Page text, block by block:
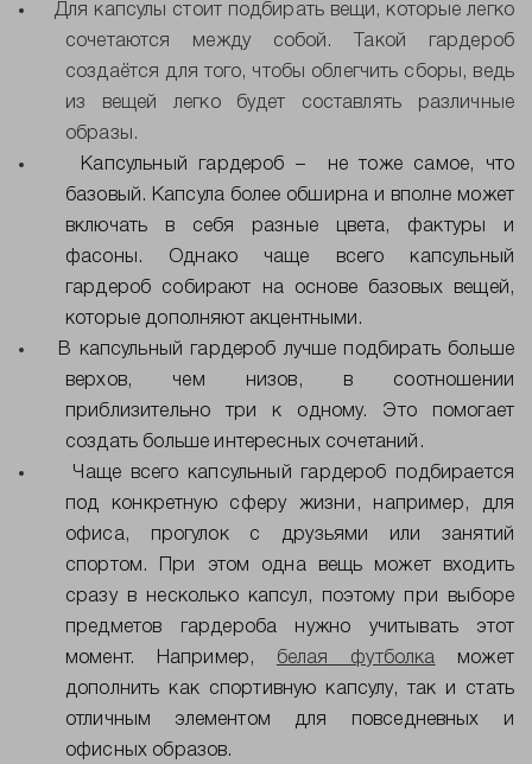
Для капсулы стоит подбирать вещи, которые легко
сочетаются между собой. Такой гардероб
создаётся для того, чтобы облегчить сборы, ведь
из вещей легко будет составлять различные
образы .
Капсульный гардероб –
не тоже самое, что
базовый. Капсула более обширна и вполне может
включать в себя разные цвета, фактуры и
фасоны. Однако чаще всего капсульный
гардероб собирают на основе базовых вещей,
которые дополняют акцентными.
В капсульный гардероб лучше подбирать больше
верхов, чем низов, в соотношении
приблизительно три к одному. Это помогает
создать больше интересных сочетаний.
Чаще всего капсульный гардероб подбирается
под конкретную сферу жизни, например, для
офиса, прогулок с друзьями или занятий
спортом. При этом одна вещь может входить
сразу в несколько капсул, поэтому при выборе
предметов гардероба нужно учитывать этот
момент. Например, белая футболка
может
дополнить как спортивную капсулу, так и стать
отличным элементом для повседневных и
офисных образов.